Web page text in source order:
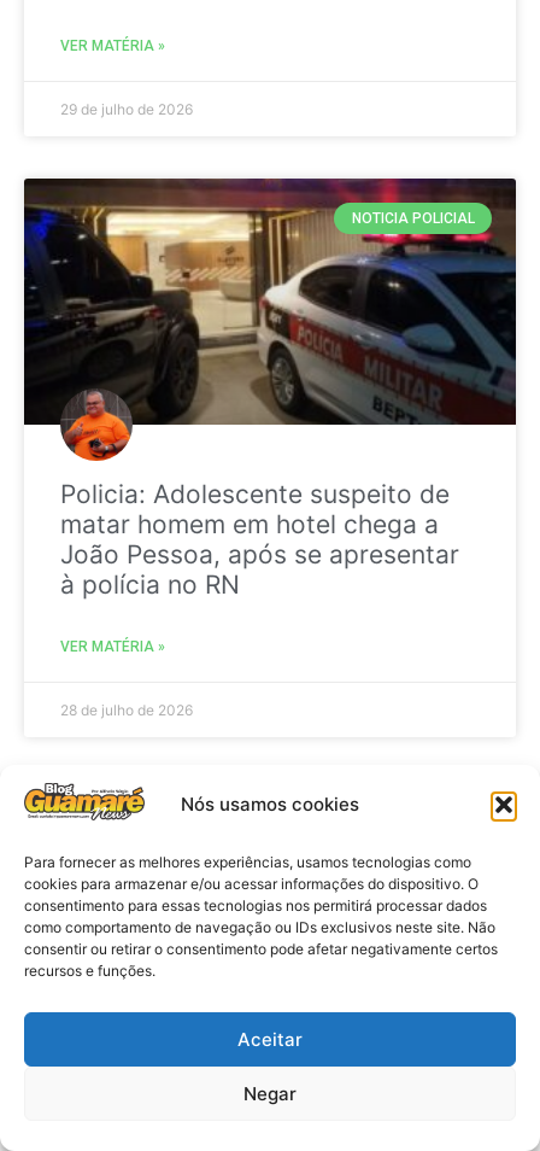
Nós usamos cookies
Para fornecer as melhores experiências, usamos tecnologias como
cookies para armazenar e/ou acessar informações do dispositivo. O
consentimento para essas tecnologias nos permitirá processar dados
como comportamento de navegação ou IDs exclusivos neste site. Não
consentir ou retirar o consentimento pode afetar negativamente certos
recursos e funções.
Aceitar
Negar
VER MATÉRIA »
29 de julho de 2026
NOTICIA POLICIAL
Policia: Adolescente suspeito de
matar homem em hotel chega a
João Pessoa, após se apresentar
à polícia no RN
VER MATÉRIA »
28 de julho de 2026
Eleições 2026: procuradores e